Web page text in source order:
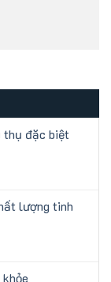
thụ đặc biệt
lượng tinh